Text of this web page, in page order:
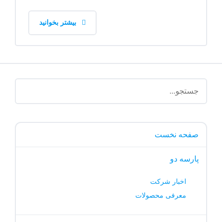
صفحه نخست
پارسه دو
اخبار شرکت
معرفی محصولات